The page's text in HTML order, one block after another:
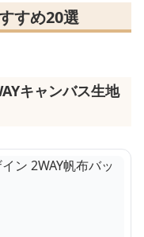
すめ20選
キャンバス生地